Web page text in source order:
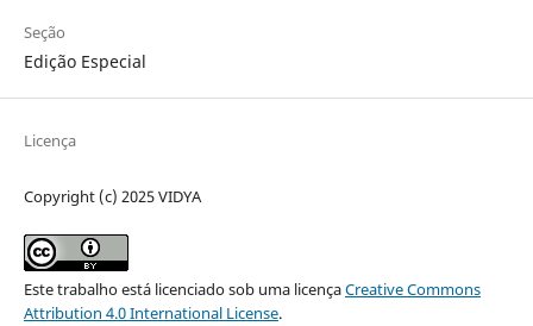
Seção
Edição Especial
Licença
Copyright (c) 2025 VIDYA
Este trabalho está licenciado sob uma licençaCreative Commons
Attribution 4.0 International License.